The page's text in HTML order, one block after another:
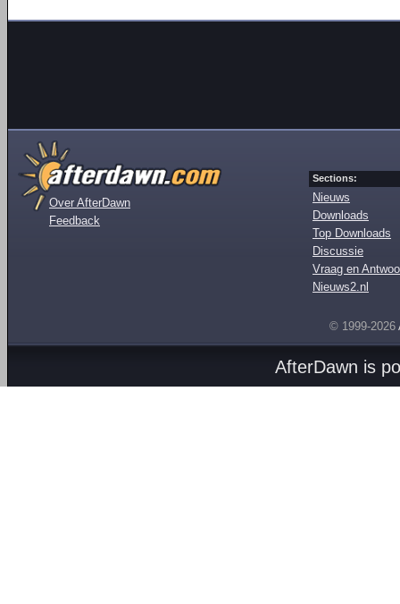
Over AfterDawn
Feedback
Sections:
Nieuws
Downloads
Top Downloads
Discussie
Vraag en
Nieuws2.nl
© 1999-2026
AfterDawn is